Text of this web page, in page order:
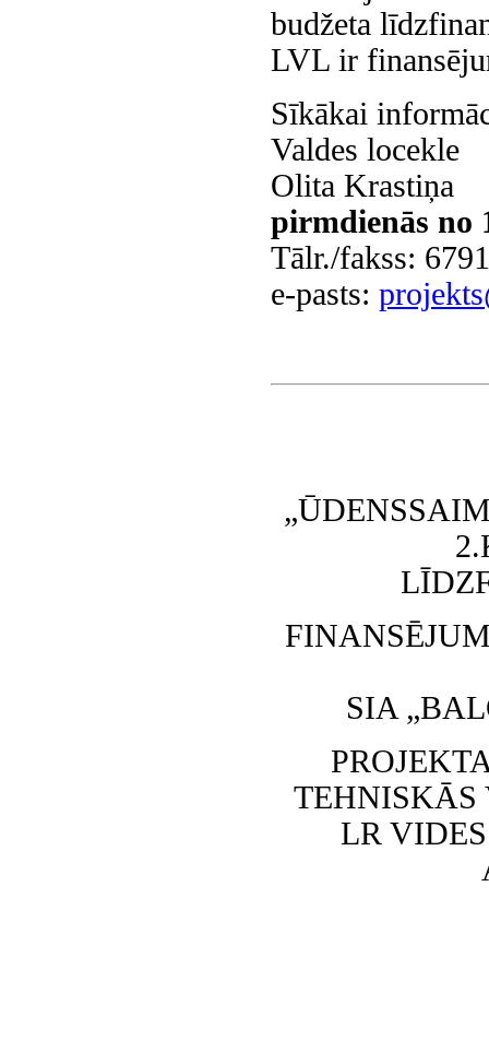
budžeta
LVL ir
Sīkākai
Valdes locekle
Olita Krastiņa
pirmdienās no
Tālr./fakss:
e-pasts:
SIA
LR